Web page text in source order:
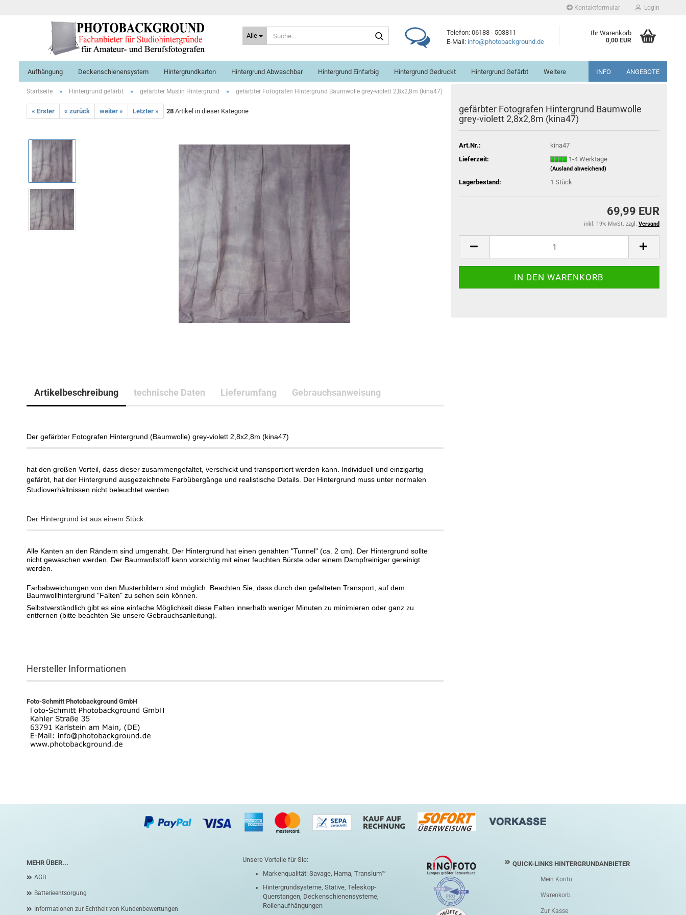
Kontaktformular Login
Alle
Suche...
Telefon: 06188 - 503811
E-Mail: info@photobackground.de
Ihr Warenkorb
0,00 EUR
Aufhängung Deckenschienensystem Hintergrundkarton Hintergrund Abwaschbar Hintergrund Einfarbig Hintergrund Gedruckt Hintergrund Gefärbt INFO ANGEBOTE
Weitere
Startseite » Hintergrund gefärbt » gefärbter Muslin Hintergrund » gefärbter Fotografen Hintergrund Baumwolle grey-​violett 2,8x2,8m (kina47)
« Erster « zurück weiter » Letzter » 28 Artikel in dieser Kategorie
gefärbter Fotografen Hintergrund Baumwolle
grey-​violett 2,8x2,8m (kina47)
Art.Nr.:
kina47
Lieferzeit:
1-4 Werktage
(Ausland abweichend)
Lagerbestand: 1 Stück
69,99 EUR
inkl. 19% MwSt. zzgl. Versand
Artikelbeschreibung technische Daten Lieferumfang Gebrauchsanweisung
Der gefärbter Fotografen Hintergrund (Baumwolle) grey-​violett 2,8x2,8m (kina47)
hat den großen Vorteil, dass dieser zusammengefaltet, verschickt und transportiert werden kann. Individuell und einzigartig
gefärbt, hat der Hintergrund ausgezeichnete Farbübergänge und realistische Details. Der Hintergrund muss unter normalen
Studioverhältnissen nicht beleuchtet werden.
Der Hintergrund ist aus einem Stück.
Alle Kanten an den Rändern sind umgenäht. Der Hintergrund hat einen genähten "Tunnel" (ca. 2 cm). Der Hintergrund sollte
nicht gewaschen werden. Der Baumwollstoff kann vorsichtig mit einer feuchten Bürste oder einem Dampfreiniger gereinigt
werden.
Farbabweichungen von den Musterbildern sind möglich. Beachten Sie, dass durch den gefalteten Transport, auf dem
Baumwollhintergrund "Falten" zu sehen sein können.
Selbstverständlich gibt es eine einfache Möglichkeit diese Falten innerhalb weniger Minuten zu minimieren oder ganz zu
entfernen (bitte beachten Sie unsere Gebrauchsanleitung).
Hersteller Informationen
Foto-Schmitt Photobackground GmbH
MEHR ÜBER...
AGB
Batterieentsorgung
Informationen zur Echtheit von Kundenbewertungen
Unsere Vorteile für Sie:
Markenqualität: Savage, Hama, Translum™
Hintergrundsysteme, Stative, Teleskop-
Querstangen, Deckenschienensysteme,
Rollenaufhängungen
QUICK-LINKS HINTERGRUNDANBIETER
Mein Konto
Warenkorb
Zur Kasse